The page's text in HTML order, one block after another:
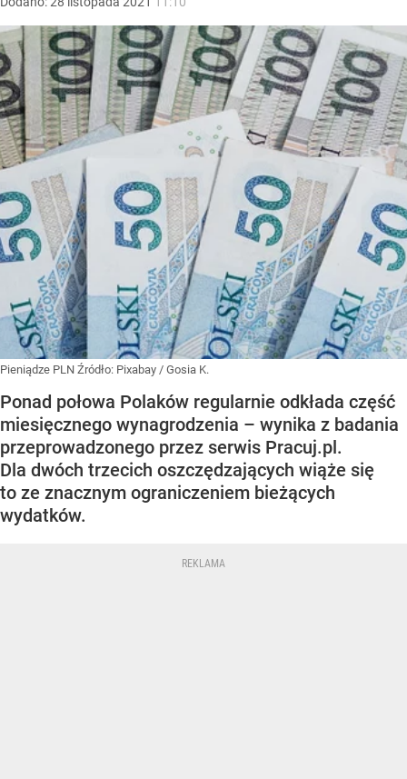
Pieniądze PLN Źródło: Pixabay / Gosia K.
Ponad połowa Polaków regularnie odkłada część
miesięcznego wynagrodzenia – wynika z badania
przeprowadzonego przez serwis Pracuj.pl.
Dla dwóch trzecich oszczędzających wiąże się
to ze znacznym ograniczeniem bieżących
wydatków.